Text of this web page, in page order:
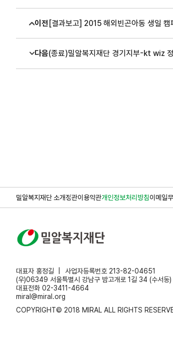
이전 [결과보고] 2015 해외빈곤아동 생일 캠
다음(종료)밀알복지재단 경기지부-kt wiz
밀알복지재단 소개정관이용약관개인정보처리방침이메일
대표자 홍정길
사업자등록번호 213-82-04651
(우)06349 서울특별시 강남구 밤고개로 1길 34 (수서동)
대표전화 02-3411-4664
miral@miral.org
COPYRIGHT© 2018 MIRAL ALL RIGHTS